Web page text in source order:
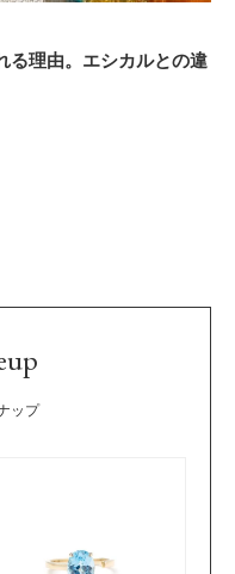
る理由。エシカルとの違
ップ